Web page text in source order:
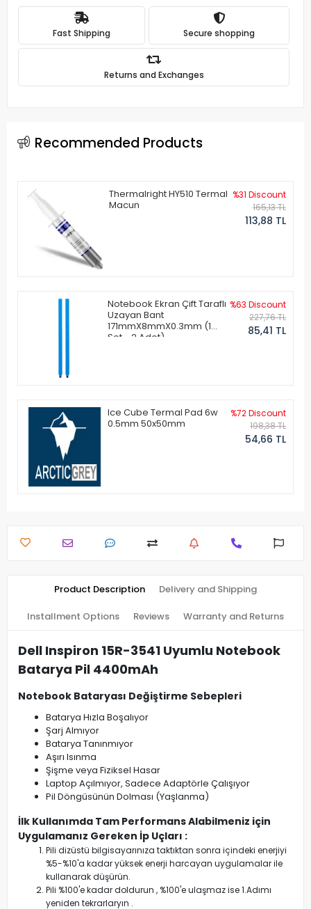
Fast Shipping Secure shopping
Returns and Exchanges
Recommended Products
Thermalright HY510 Termal
Macun
%31 Discount
165,13 TL
113,88 TL
Notebook Ekran Çift Taraflı
Uzayan Bant
171mmX8mmX0.3mm (1
Set - 2 Adet)
%63 Discount
227,76 TL
85,41 TL
Ice Cube Termal Pad 6w
0.5mm 50x50mm
%72 Discount
198,38 TL
54,66 TL
Product Description Delivery and Shipping
Installment Options Reviews Warranty and Returns
Dell Inspiron 15R-3541 Uyumlu Notebook
Batarya Pil 4400mAh
Notebook Bataryası Değiştirme Sebepleri
Batarya Hızla Boşalıyor
Şarj Almıyor
Batarya Tanınmıyor
Aşırı Isınma
Şişme veya Fiziksel Hasar
Laptop Açılmıyor, Sadece Adaptörle Çalışıyor
Pil Döngüsünün Dolması (Yaşlanma)
İlk Kullanımda Tam Performans Alabilmeniz için
Uygulamanız Gereken İp Uçları :
Pili dizüstü bilgisayarınıza taktıktan sonra içindeki enerjiyi
%5-%10'a kadar yüksek enerji harcayan uygulamalar ile
kullanarak düşürün.
Pili %100'e kadar doldurun , %100'e ulaşmaz ise 1.Adımı
yeniden tekrarlaryın .